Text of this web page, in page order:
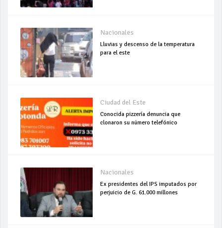
Nacionales
Lluvias y descenso de la temperatura
para el este
Ciudad del Este
Conocida pizzería denuncia que
clonaron su número telefónico
Nacionales
Ex presidentes del IPS imputados por
perjuicio de G. 61.000 millones